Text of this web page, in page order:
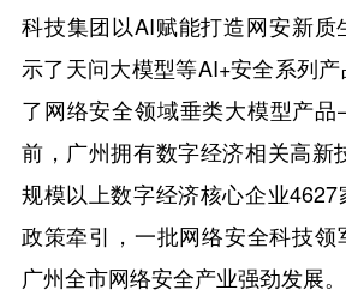
科技集团以AI赋能打造网安新质
示了天问大模型等AI+安全系列
了网络安全领域垂类大模型产
前，广州拥有数字经济相关高新
规模以上数字经济核心企业
政策牵引，一批网络安全科技领
广州全市网络安全产业强劲发展。